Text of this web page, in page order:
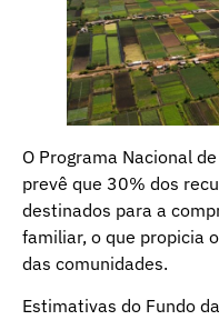
O Programa Nacional
prevê que 30% dos
destinados para a
familiar, o que propicia
das comunidades.
Estimativas do Fundo